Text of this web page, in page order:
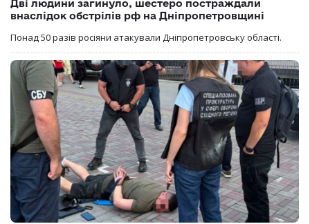
Дві людини загинуло, шестеро постраждали
внаслідок обстрілів рф на Дніпропетровщині
Понад 50 разів росіяни атакували Дніпропетровську області.